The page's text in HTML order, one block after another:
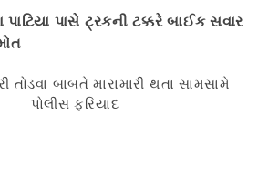
પાટિયા પાસે ટ્રકની ટક્કરે બાઈક સવાર